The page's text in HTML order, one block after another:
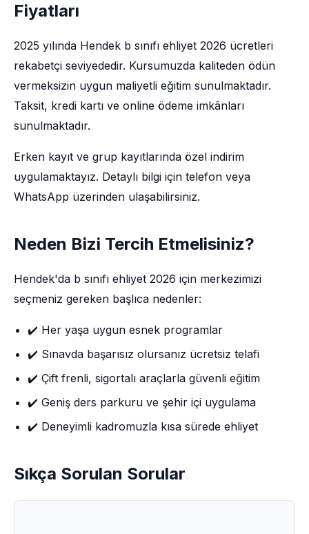
Fiyatları
2025 yılında Hendek b sınıfı ehliyet 2026 ücretleri
rekabetçi seviyededir. Kursumuzda kaliteden ödün
vermeksizin uygun maliyetli eğitim sunulmaktadır.
Taksit, kredi kartı ve online ödeme imkânları
sunulmaktadır.
Erken kayıt ve grup kayıtlarında özel indirim
uygulamaktayız. Detaylı bilgi için telefon veya
WhatsApp üzerinden ulaşabilirsiniz.
Neden Bizi Tercih Etmelisiniz?
Hendek'da b sınıfı ehliyet 2026 için merkezimizi
seçmeniz gereken başlıca nedenler:
✔️ Her yaşa uygun esnek programlar
✔️ Sınavda başarısız olursanız ücretsiz telafi
✔️ Çift frenli, sigortalı araçlarla güvenli eğitim
✔️ Geniş ders parkuru ve şehir içi uygulama
✔️ Deneyimli kadromuzla kısa sürede ehliyet
Sıkça Sorulan Sorular